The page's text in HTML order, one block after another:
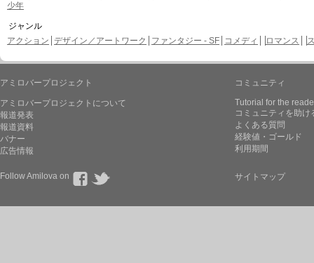
少年
ジャンル
アクション デザイン／アートワーク ファンタジー - SF コメディ ロマンス
アミロバープロジェクト
アミロバープロジェクトについて
報道発表
報道資料
バナー
広告情報
コミュニティ
Tutorial for the
コミュニティを助け
よくある質問
経験値・ゴールド
利用期間
Follow Amilova on サイトマップ